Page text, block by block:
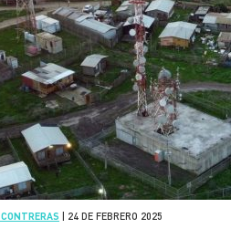
24 DE FEBRERO 2025